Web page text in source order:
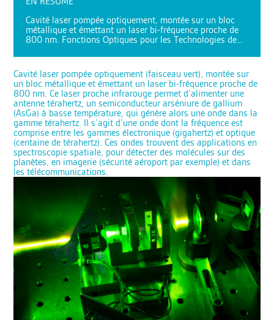
Cavité laser pompée optiquement, montée sur un bloc
métallique et émettant un laser bi-fréquence proche de
800 nm. Fonctions Optiques pour les Technologies de…
Cavité laser pompée optiquement (faisceau vert), montée sur
un bloc métallique et émettant un laser bi-fréquence proche de
800 nm. Ce laser proche infrarouge permet d’alimenter une
antenne térahertz, un semiconducteur arséniure de gallium
(AsGa) à basse température, qui génère alors une onde dans la
gamme térahertz. Il s’agit d’une onde dont la fréquence est
comprise entre les gammes électronique (gigahertz) et optique
(centaine de térahertz). Ces ondes trouvent des applications en
spectroscopie spatiale, pour détecter des molécules sur des
planètes, en imagerie (sécurité aéroport par exemple) et dans
les télécommunications.